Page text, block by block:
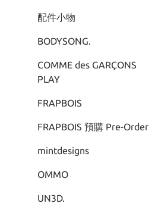
配件小物
BODYSONG.
COMME des GARÇONS
PLAY
FRAPBOIS
FRAPBOIS 預購 Pre-Order
mintdesigns
OMMO
UN3D.